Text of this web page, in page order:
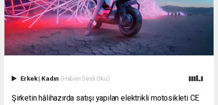
Erkek| Kadın (Haberi Sesli Oku)
Şirketin hâlihazırda satışı yapılan elektrikli motosikleti CE